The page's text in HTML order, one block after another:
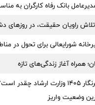
بانک رفاه کارگران به
راویان حقیقت، در روزهای
همراه آغاز زندگی‌های تازه
وضعیت واریز